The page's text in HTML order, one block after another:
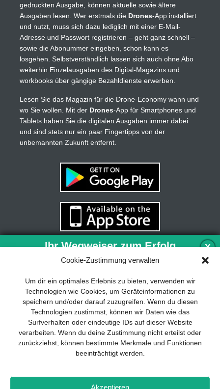
Cookie-Zustimmung verwalten
Um dir ein optimales Erlebnis zu bieten, verwenden wir
Technologien wie Cookies, um Geräteinformationen zu
speichern und/oder darauf zuzugreifen. Wenn du diesen
Technologien zustimmst, können wir Daten wie das
Surfverhalten oder eindeutige IDs auf dieser Website
verarbeiten. Wenn du deine Zustimmung nicht erteilst oder
zurückziehst, können bestimmte Merkmale und Funktionen
beeinträchtigt werden.
Akzeptieren
gedruckten Ausgabe, können aktuelle sowie ältere
Ausgaben lesen. Wer erstmals die Drones-App installiert
und nutzt, muss sich dazu lediglich mit einer E-Mail-
Adresse und Passwort registrieren – geht ganz schnell –
sowie die Abonummer eingeben, schon kann es
losgehen. Selbstverständlich lassen sich auch ohne Abo
weiterhin Einzelausgaben des Digital-Magazins und
workbooks über gängige Bezahldienste erwerben.
Lesen Sie das Magazin für die Drone-Economy wann und
wo Sie wollen. Mit der Drones-App für Smartphones und
Tablets haben Sie die digitalen Ausgaben immer dabei
und sind stets nur ein paar Fingertipps von der
unbemannten Zukunft entfernt.
Impressum Datenschutz Kontakt Drones+
Magazin-
X
Ihr Wegweiser zum Erfolg
nachhaltigen Geschäftsmodells sind für
jedes Unternehmen unverzichtbar. Das
Business Model Canvas hilft, sich dabei
auf das Wesentliche zu konzentrieren
und stets im Blick zu behalten, worauf es
wirklich ankommt.
Abonnieren Sie unseren kostenlosen
herunter: „Vom Produkt zum Business: